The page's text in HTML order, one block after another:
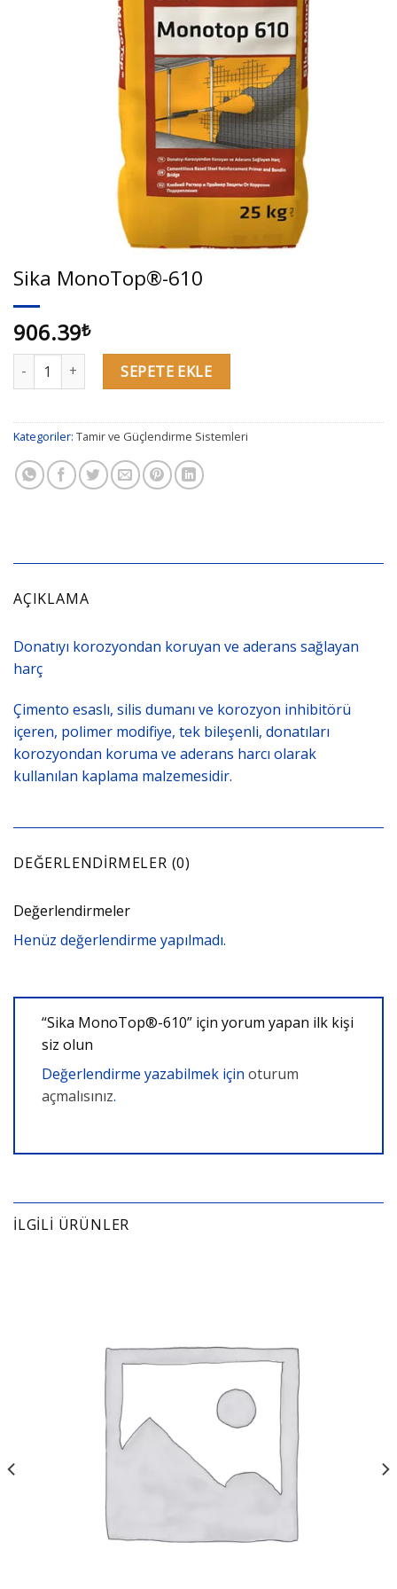
Sika MonoTop®-610
906.39₺
Sika MonoTop®-610 adetSEPETE EKLE
Kategoriler: Tamir ve Güçlendirme Sistemleri
AÇIKLAMA
Donatıyı korozyondan koruyan ve aderans sağlayan
harç
Çimento esaslı, silis dumanı ve korozyon inhibitörü
içeren, polimer modifiye, tek bileşenli, donatıları
korozyondan koruma ve aderans harcı olarak
kullanılan kaplama malzemesidir.
DEĞERLENDIRMELER (0)
Değerlendirmeler
Henüz değerlendirme yapılmadı.
“Sika MonoTop®-610” için yorum yapan ilk kişi
siz olun
Değerlendirme yazabilmek için oturum
açmalısınız.
İLGILI ÜRÜNLER